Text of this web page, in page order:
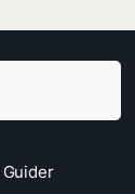
Guider